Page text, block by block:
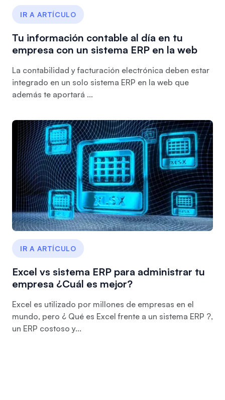
IR A ARTÍCULO
Tu información contable al día en tu
empresa con un sistema ERP en la web
La contabilidad y facturación electrónica deben estar
integrado en un solo sistema ERP en la web que
además te aportará ...
IR A ARTÍCULO
Excel vs sistema ERP para administrar tu
empresa ¿Cuál es mejor?
Excel es utilizado por millones de empresas en el
mundo, pero ¿ Qué es Excel frente a un sistema ERP ?,
un ERP costoso y...